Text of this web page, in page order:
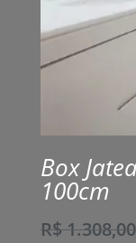
Box
100cm
R$1.308,00